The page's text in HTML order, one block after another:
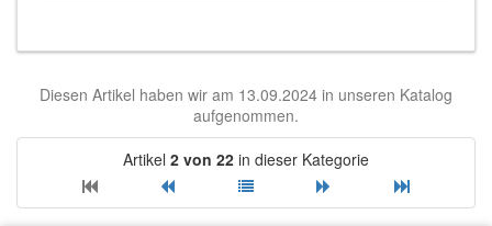
Diesen Artikel haben wir am 13.09.2024 in unseren Katalog
aufgenommen.
Artikel 2 von 22 in dieser Kategorie